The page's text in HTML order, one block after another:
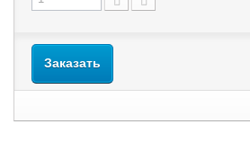
Заказать